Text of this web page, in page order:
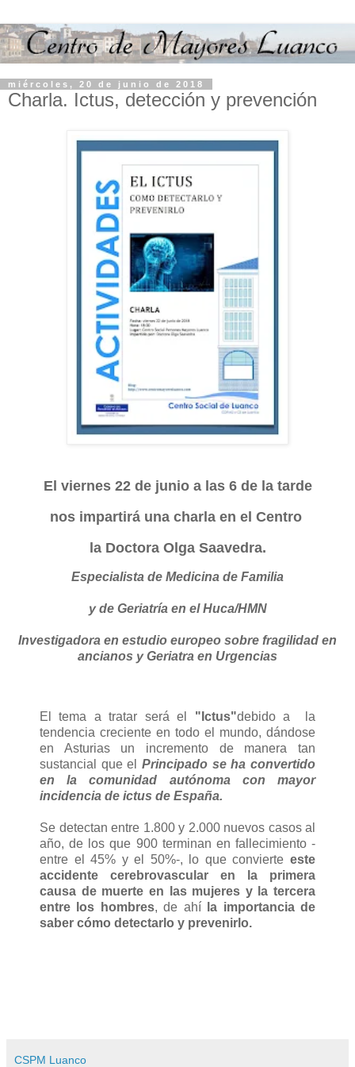
miércoles, 20 de junio de 2018
Charla. Ictus, detección y prevención
El viernes 22 de junio a las 6 de la tarde
nos impartirá una charla en el Centro
la Doctora Olga Saavedra.
Especialista de Medicina de Familia
y de Geriatría en el Huca/HMN
Investigadora en estudio europeo sobre fragilidad en
ancianos y Geriatra en Urgencias
El tema a tratar será el "Ictus"debido a la
tendencia creciente en todo el mundo, dándose
en Asturias un incremento de manera tan
sustancial que el Principado se ha convertido
en la comunidad autónoma con mayor
incidencia de ictus de España.
Se detectan entre 1.800 y 2.000 nuevos casos al
año, de los que 900 terminan en fallecimiento -
entre el 45% y el 50%-, lo que convierte este
accidente cerebrovascular en la primera
causa de muerte en las mujeres y la tercera
entre los hombres, de ahí
la importancia de
saber cómo detectarlo y prevenirlo.
CSPM Luanco